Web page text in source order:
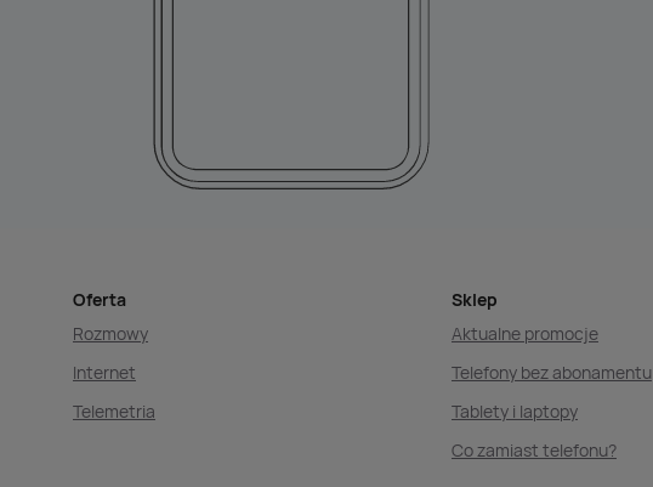
Oferta
Rozmowy
Internet
Telemetria
Sklep
Aktualne promocje
Telefony bez abonamentu
Tablety i laptopy
Co zamiast telefonu?